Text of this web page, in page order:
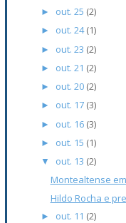
► out. 25 (2)
► out. 24(1)
► out. 23 (2)
► out. 21 (2)
► out. 20 (2)
► out. 17 (3)
► out. 16 (3)
► out. 15 (1)
▼ out. 13 (2)
Montealtense
Hildo Rocha e
► out. 11 (2)